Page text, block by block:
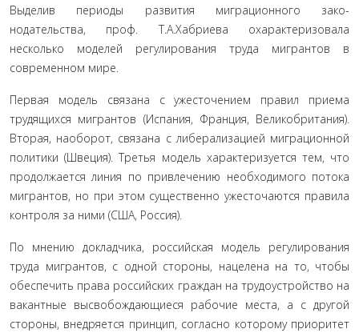
Выделив периоды развития миграционного зако­
нодательства, проф. Т.А.Хабриева охарактеризовала
несколько моделей регулирования труда мигрантов в
современном мире.
Первая модель связана с ужесточением правил приема
трудящихся мигрантов (Испания, Фран­ция, Великобритания).
Вторая, наоборот, связана с либерализацией миграционной
политики (Швеция). Третья модель характеризуется тем, что
продолжа­ется линия по привлечению необходимого потока
мигрантов, но при этом существенно ужесточаются правила
контроля за ними (США, Россия).
По мнению докладчика, российская модель ре­гулирования
труда мигрантов, с одной стороны, на­целена на то, чтобы
обеспечить права российских граждан на трудоустройство на
вакантные высвобож­дающиеся рабочие места, а с другой
стороны, вне­дряется принцип, согласно которому приоритет